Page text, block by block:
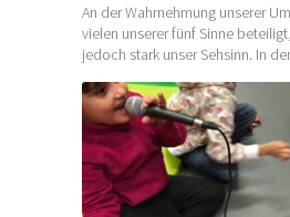
An der Wahrnehmung unserer
vielen unserer fünf Sinne
jedoch stark unser Sehsinn. In